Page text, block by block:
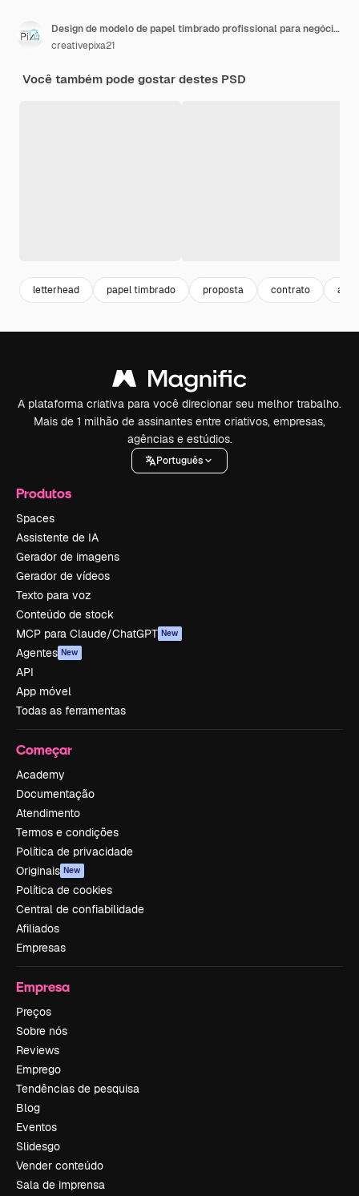
Design de modelo de papel timbrado profissional para negócios corporativos
creativepixa21
Você também pode gostar destes PSD
letterhead papel timbrado proposta contrato a4
A plataforma criativa para você direcionar seu melhor trabalho.
Mais de 1 milhão de assinantes entre criativos, empresas,
agências e estúdios.
Português
Produtos
Spaces
Assistente de IA
Gerador de imagens
Gerador de vídeos
Texto para voz
Conteúdo de stock
MCP para Claude/ChatGPT New
Agentes New
API
App móvel
Todas as ferramentas
Começar
Academy
Documentação
Atendimento
Termos e condições
Política de privacidade
Originais New
Política de cookies
Central de confiabilidade
Afiliados
Empresas
Empresa
Preços
Sobre nós
Reviews
Emprego
Tendências de pesquisa
Blog
Eventos
Slidesgo
Vender conteúdo
Sala de imprensa